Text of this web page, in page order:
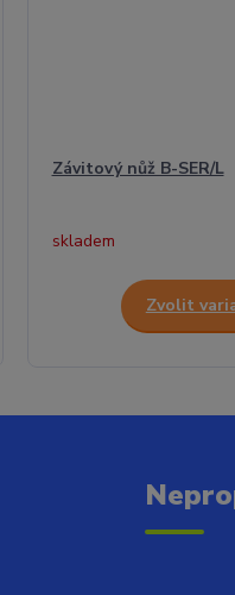
Závitový nůž B-SER/L
skladem
Zvolit